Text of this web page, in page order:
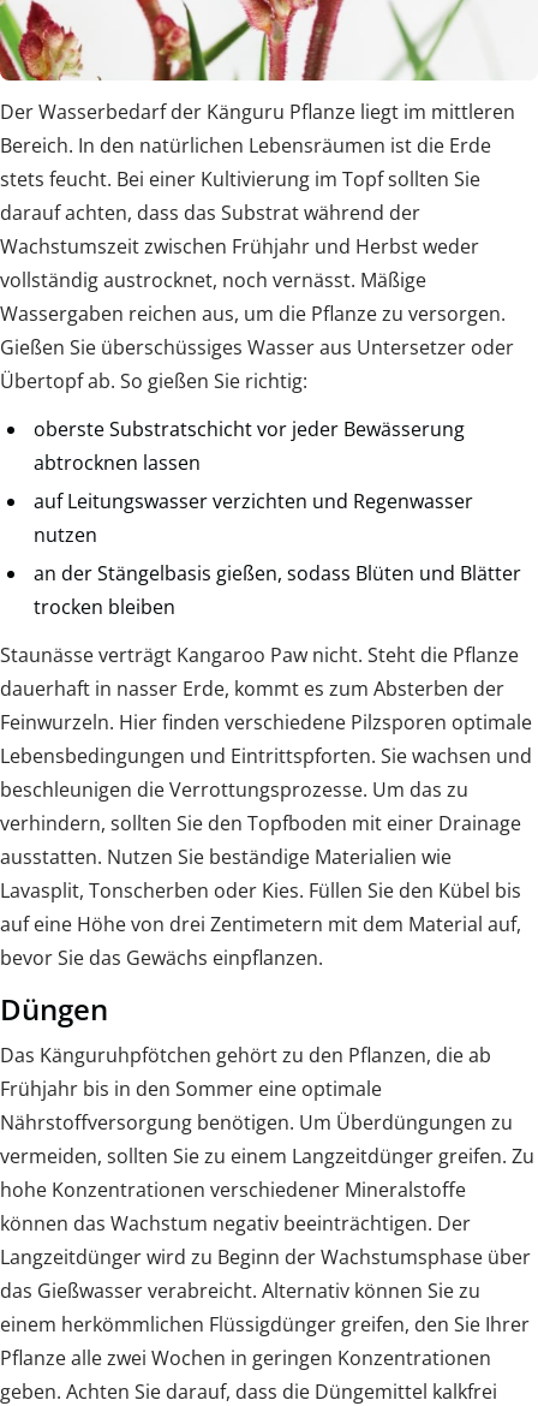
Der Wasserbedarf der Känguru Pflanze liegt im mittleren
Bereich. In den natürlichen Lebensräumen ist die Erde
stets feucht. Bei einer Kultivierung im Topf sollten Sie
darauf achten, dass das Substrat während der
Wachstumszeit zwischen Frühjahr und Herbst weder
vollständig austrocknet, noch vernässt. Mäßige
Wassergaben reichen aus, um die Pflanze zu versorgen.
Gießen Sie überschüssiges Wasser aus Untersetzer oder
Übertopf ab. So gießen Sie richtig:
oberste Substratschicht vor jeder Bewässerung
abtrocknen lassen
auf Leitungswasser verzichten und Regenwasser
nutzen
an der Stängelbasis gießen, sodass Blüten und Blätter
trocken bleiben
Staunässe verträgt Kangaroo Paw nicht. Steht die Pflanze
dauerhaft in nasser Erde, kommt es zum Absterben der
Feinwurzeln. Hier finden verschiedene Pilzsporen optimale
Lebensbedingungen und Eintrittspforten. Sie wachsen und
beschleunigen die Verrottungsprozesse. Um das zu
verhindern, sollten Sie den Topfboden mit einer Drainage
ausstatten. Nutzen Sie beständige Materialien wie
Lavasplit, Tonscherben oder Kies. Füllen Sie den Kübel bis
auf eine Höhe von drei Zentimetern mit dem Material auf,
bevor Sie das Gewächs einpflanzen.
Düngen
Das Känguruhpfötchen gehört zu den Pflanzen, die ab
Frühjahr bis in den Sommer eine optimale
Nährstoffversorgung benötigen. Um Überdüngungen zu
vermeiden, sollten Sie zu einem Langzeitdünger greifen. Zu
hohe Konzentrationen verschiedener Mineralstoffe
können das Wachstum negativ beeinträchtigen. Der
Langzeitdünger wird zu Beginn der Wachstumsphase über
das Gießwasser verabreicht. Alternativ können Sie zu
einem herkömmlichen Flüssigdünger greifen, den Sie Ihrer
Pflanze alle zwei Wochen in geringen Konzentrationen
geben. Achten Sie darauf, dass die Düngemittel kalkfrei